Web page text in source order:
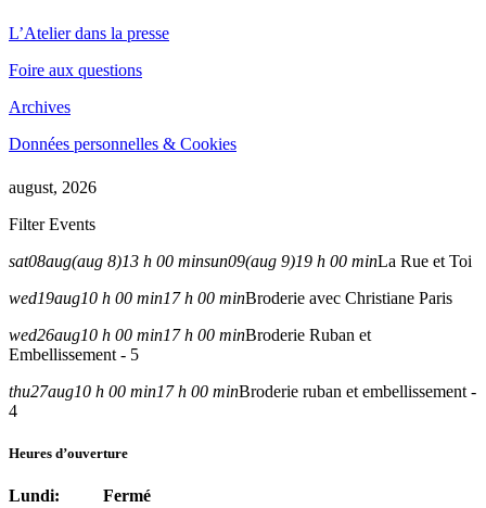
L’Atelier dans la presse
Foire aux questions
Archives
Données personnelles & Cookies
august, 2026
Filter Events
sat08aug(aug 8)13 h 00 minsun09(aug 9)19 h 00 minLa Rue et Toi
wed19aug10 h 00 min17 h 00 minBroderie avec Christiane Paris
wed26aug10 h 00 min17 h 00 minBroderie Ruban et
Embellissement - 5
thu27aug10 h 00 min17 h 00 minBroderie ruban et embellissement -
4
Heures d’ouverture
Lundi: Fermé